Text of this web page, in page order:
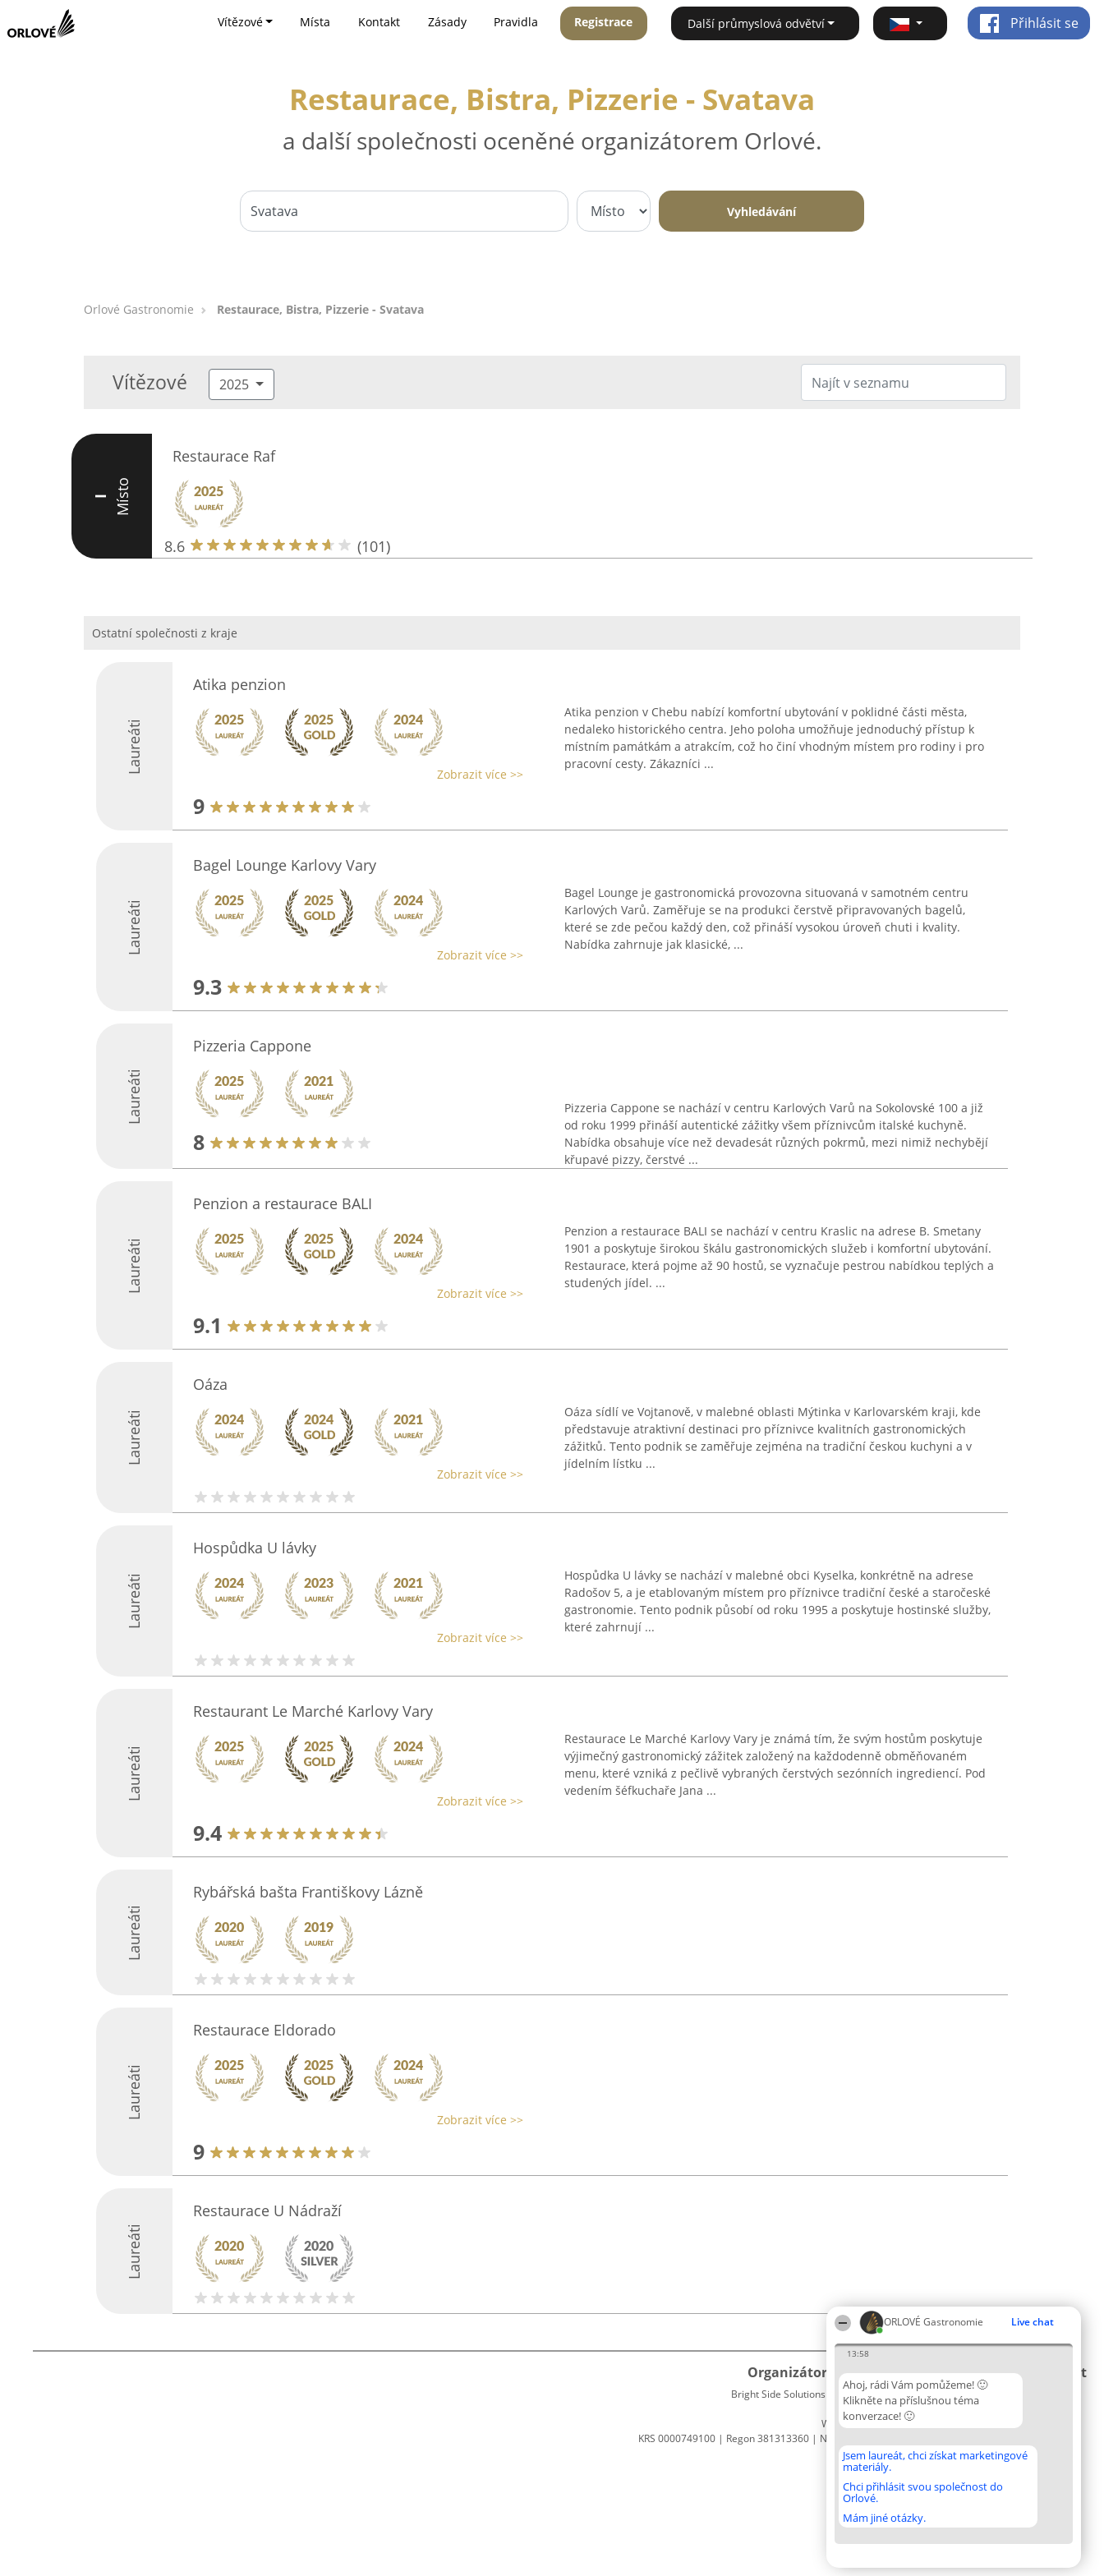
ORLOVÉ Gastronomie Live chat
13:58
Ahoj, rádi Vám pomůžeme! 🙂
Klikněte na příslušnou téma
konverzace! 🙂
Jsem laureát, chci získat marketingové
materiály.
Chci přihlásit svou společnost do
Orlové.
Mám jiné otázky.
Vítězové Místa Kontakt Zásady Pravidla Registrace Další průmyslová odvětví Přihlásit se
Restaurace, Bistra, Pizzerie - Svatava
a další společnosti oceněné organizátorem Orlové.
Vyhledávání
Orlové Gastronomie Restaurace, Bistra, Pizzerie - Svatava
Vítězové 2025
I Místo
Restaurace Raf
8.6 (101)
Ostatní společnosti z kraje
Laureáti
Atika penzion
Zobrazit více >>
9
Atika penzion v Chebu nabízí komfortní ubytování v poklidné části města,
nedaleko historického centra. Jeho poloha umožňuje jednoduchý přístup k
místním památkám a atrakcím, což ho činí vhodným místem pro rodiny i pro
pracovní cesty. Zákazníci ...
Laureáti
Bagel Lounge Karlovy Vary
Zobrazit více >>
9.3
Bagel Lounge je gastronomická provozovna situovaná v samotném centru
Karlových Varů. Zaměřuje se na produkci čerstvě připravovaných bagelů,
které se zde pečou každý den, což přináší vysokou úroveň chuti i kvality.
Nabídka zahrnuje jak klasické, ...
Laureáti
Pizzeria Cappone
8
Pizzeria Cappone se nachází v centru Karlových Varů na Sokolovské 100 a již
od roku 1999 přináší autentické zážitky všem příznivcům italské kuchyně.
Nabídka obsahuje více než devadesát různých pokrmů, mezi nimiž nechybějí
křupavé pizzy, čerstvé ...
Laureáti
Penzion a restaurace BALI
Zobrazit více >>
9.1
Penzion a restaurace BALI se nachází v centru Kraslic na adrese B. Smetany
1901 a poskytuje širokou škálu gastronomických služeb i komfortní ubytování.
Restaurace, která pojme až 90 hostů, se vyznačuje pestrou nabídkou teplých a
studených jídel. ...
Laureáti
Oáza
Zobrazit více >>
Oáza sídlí ve Vojtanově, v malebné oblasti Mýtinka v Karlovarském kraji, kde
představuje atraktivní destinaci pro příznivce kvalitních gastronomických
zážitků. Tento podnik se zaměřuje zejména na tradiční českou kuchyni a v
jídelním lístku ...
Laureáti
Hospůdka U lávky
Zobrazit více >>
Hospůdka U lávky se nachází v malebné obci Kyselka, konkrétně na adrese
Radošov 5, a je etablovaným místem pro příznivce tradiční české a staročeské
gastronomie. Tento podnik působí od roku 1995 a poskytuje hostinské služby,
které zahrnují ...
Laureáti
Restaurant Le Marché Karlovy Vary
Zobrazit více >>
9.4
Restaurace Le Marché Karlovy Vary je známá tím, že svým hostům poskytuje
výjimečný gastronomický zážitek založený na každodenně obměňovaném
menu, které vzniká z pečlivě vybraných čerstvých sezónních ingrediencí. Pod
vedením šéfkuchaře Jana ...
Laureáti
Rybářská bašta Františkovy Lázně
Laureáti
Restaurace Eldorado
Zobrazit více >>
9
Laureáti
Restaurace U Nádraží
Organizátor hlasování
Bright Side Solutions sp. z o. o. sp. k.
ul. Ruska 22
Wrocław 50-079
KRS 0000749100 | Regon 381313360 | NIP 8943132676
Plebiscyt
Vítězové
Seznam
Zásady
Zásady
ochrany
údajů
Kontakt